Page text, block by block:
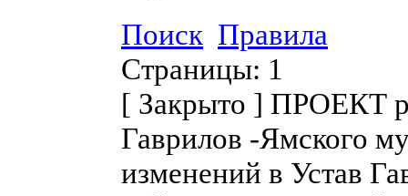
Поиск Правила
Страницы: 1
[ Закрыто ] ПРОЕКТ
Гаврилов -Ямского
изменений в Устав